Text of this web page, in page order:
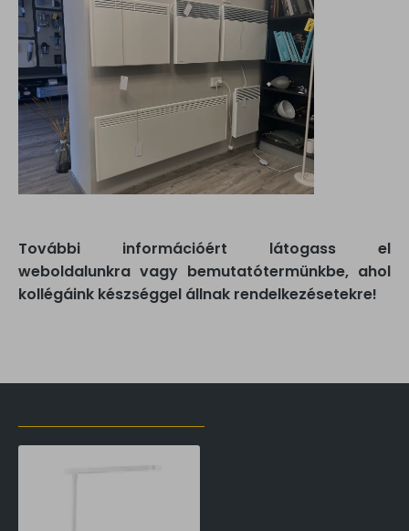
További információért látogass el
weboldalunkra vagy bemutatótermünkbe, ahol
kollégáink készséggel állnak rendelkezésetekre!